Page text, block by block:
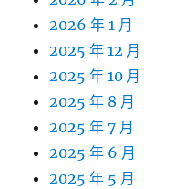
2026 年 1 月
2025 年 12 月
2025 年 10 月
2025 年 8 月
2025 年 7 月
2025 年 6 月
2025 年 5 月